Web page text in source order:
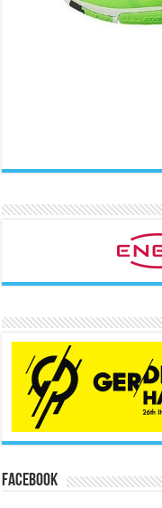
Facebook